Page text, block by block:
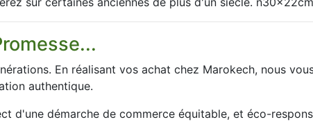
En réalisant vos achat chez Marokech, nous
authentique.
d'une démarche de commerce équitable, et éco-